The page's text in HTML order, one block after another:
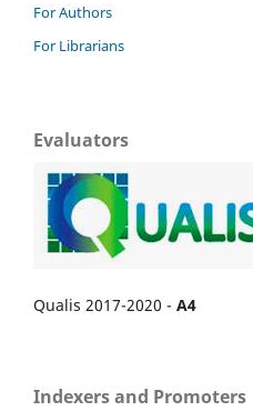
For Authors
For Librarians
Evaluators
Qualis 2017-2020 - A4
Indexers and Promoters